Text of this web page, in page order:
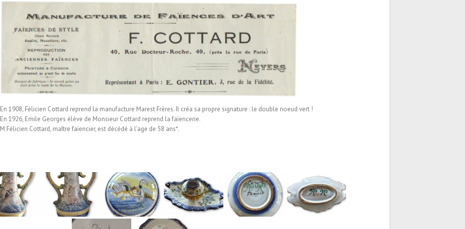
En 1908, Félicien Cottard reprend la manufacture Marest Frères. Il créa sa propre signature : le double noeud vert !
En 1926, Emile Georges élève de Monsieur Cottard reprend la faïencerie.
M Félicien Cottard, maître faïencier, est décédé à l’age de 58 ans*.